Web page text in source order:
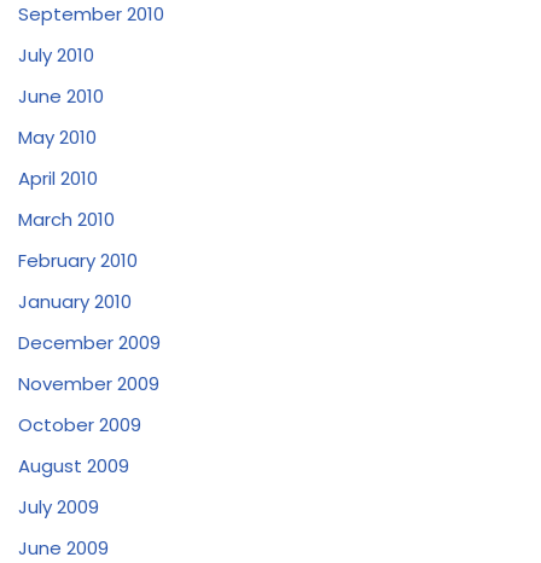
September 2010
July 2010
June 2010
May 2010
April 2010
March 2010
February 2010
January 2010
December 2009
November 2009
October 2009
August 2009
July 2009
June 2009